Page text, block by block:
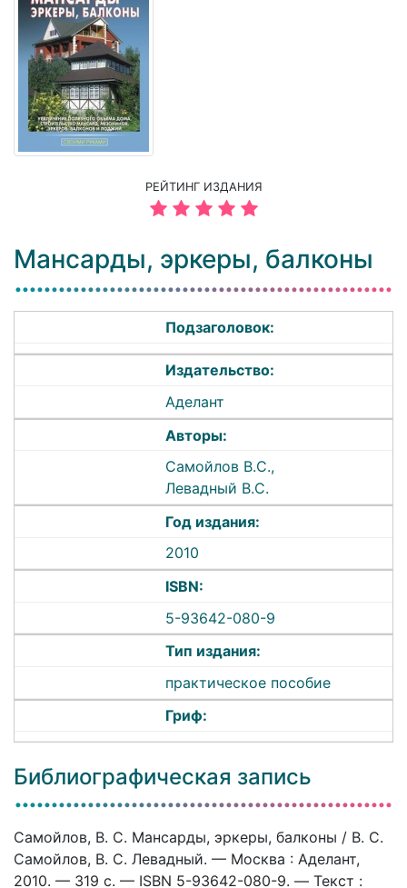
РЕЙТИНГ ИЗДАНИЯ
Мансарды, эркеры, балконы
Подзаголовок:
Издательство:
Аделант
Авторы:
Самойлов В.С.,
Левадный В.С.
Год издания:
2010
ISBN:
5-93642-080-9
Тип издания:
практическое пособие
Гриф:
Библиографическая запись
Самойлов, В. С. Мансарды, эркеры, балконы / В. С.
Самойлов, В. С. Левадный. — Москва : Аделант,
2010. — 319 c. — ISBN 5-93642-080-9. — Текст :